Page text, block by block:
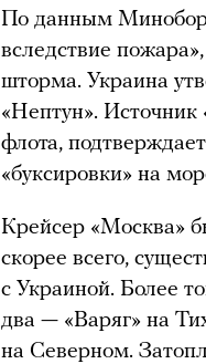
По данным
вследствие
шторма. Украина
«Нептун».
флота,
«буксировки» на
Крейсер «Москва»
скорее всего,
с Украиной. Более
два — «Варяг» на
на Северном.